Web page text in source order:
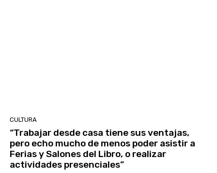
CULTURA
“Trabajar desde casa tiene sus ventajas,
pero echo mucho de menos poder asistir a
Ferias y Salones del Libro, o realizar
actividades presenciales”